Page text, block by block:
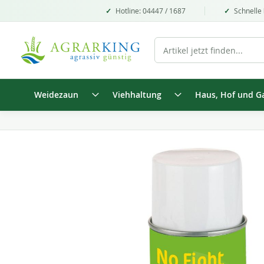
Hotline: 04447 / 1687
Weidezaun Viehhaltung Haus, Hof und